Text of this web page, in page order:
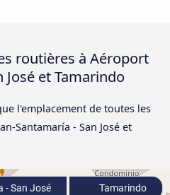
routières à Aéroport
José et Tamarindo
l'emplacement de toutes les
Santamaría - San José et
- San José Tamarindo